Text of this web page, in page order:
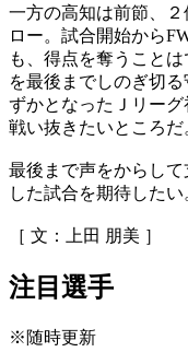
一方の高知は前節、
ロー。試合開始から
も、得点を奪うこと
を最後までしのぎ切
ずかとなったＪリー
戦い抜きたいところだ
最後まで声をからし
した試合を期待したい
［ 文：上田 朋美 ］
注目選手
※随時更新